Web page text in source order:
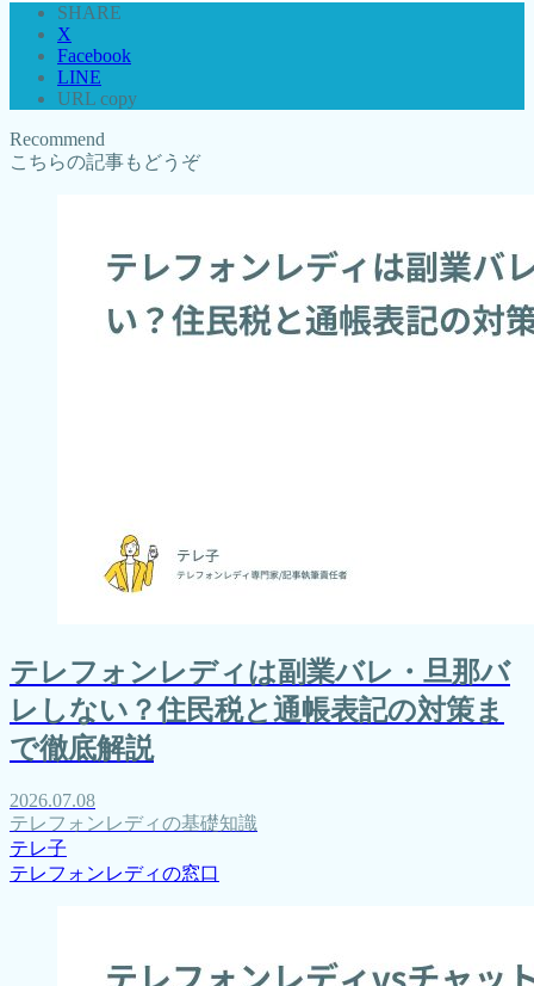
SHARE
X
Facebook
LINE
URL copy
Recommend
こちらの記事もどうぞ
テレフォンレディは副業バレ・旦那バ
レしない？住民税と通帳表記の対策ま
で徹底解説
2026.07.08
テレフォンレディの基礎知識
テレ子
テレフォンレディの窓口